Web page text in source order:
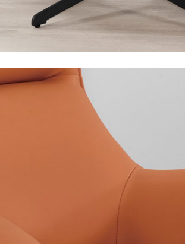
台北市、新北市地區固定每周(三)、(日)
雲林、嘉義、台南、高雄、屏東、宜蘭、
）
天候惡劣、過於偏遠之山區內等，或收貨
送外，視狀況保有出貨的權利。
寸，大型物件因為人工丈量，難免會有些
換貨，請於收到貨7日內通知客服人員
賞期間若發生非本司因素致使之汙損破壞，
固定每周(三)、(日)兩天收送貨，敬請見諒！
修服務，超過7日鑑賞期，商品使用年限
、零件短缺，則維修、搬運費用，需由消
注意:鑑賞期非試用期)，若非商品品質瑕疵
開場合之商品則無享有商品一年保固之服
完成付款， 交易恕不殺價，商品均已最低